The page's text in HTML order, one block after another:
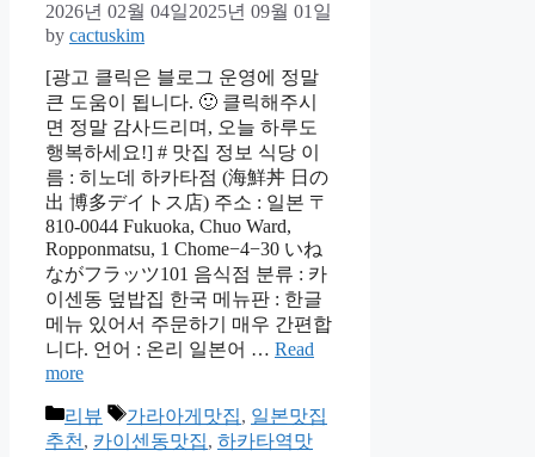
2026년 02월 04일2025년 09월 01일
by cactuskim
[광고 클릭은 블로그 운영에 정말
큰 도움이 됩니다. 🙂 클릭해주시
면 정말 감사드리며, 오늘 하루도
행복하세요!] # 맛집 정보 식당 이
름 : 히노데 하카타점 (海鮮丼 日の
出 博多デイトス店) 주소 : 일본 〒
810-0044 Fukuoka, Chuo Ward,
Ropponmatsu, 1 Chome−4−30 いね
ながフラッツ101 음식점 분류 : 카
이센동 덮밥집 한국 메뉴판 : 한글
메뉴 있어서 주문하기 매우 간편합
니다. 언어 : 온리 일본어 … Read
more
Categories
리뷰 Tags
가라아게맛집, 일본맛집
추천 , 카이센동맛집, 하카타역맛